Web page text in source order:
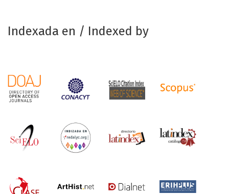
Indexada en / Indexed by